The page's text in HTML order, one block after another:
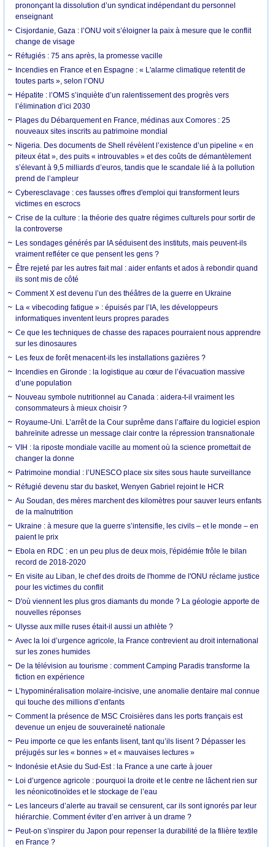
prononçant la dissolution d’un syndicat indépendant du personnel
enseignant
Cisjordanie, Gaza : l’ONU voit s’éloigner la paix à mesure que le conflit
change de visage
Réfugiés : 75 ans après, la promesse vacille
Incendies en France et en Espagne : « L'alarme climatique retentit de
toutes parts », selon l’ONU
Hépatite : l’OMS s’inquiète d’un ralentissement des progrès vers
l’élimination d’ici 2030
Plages du Débarquement en France, médinas aux Comores : 25
nouveaux sites inscrits au patrimoine mondial
Nigeria. Des documents de Shell révèlent l’existence d’un pipeline « en
piteux état », des puits « introuvables » et des coûts de démantèlement
s’élevant à 9,5 milliards d’euros, tandis que le scandale lié à la pollution
prend de l’ampleur
Cyberesclavage : ces fausses offres d'emploi qui transforment leurs
victimes en escrocs
Crise de la culture : la théorie des quatre régimes culturels pour sortir de
la controverse
Les sondages générés par IA séduisent des instituts, mais peuvent-ils
vraiment refléter ce que pensent les gens ?
Être rejeté par les autres fait mal : aider enfants et ados à rebondir quand
ils sont mis de côté
Comment X est devenu l’un des théâtres de la guerre en Ukraine
La « vibecoding fatigue » : épuisés par l’IA, les développeurs
informatiques inventent leurs propres parades
Ce que les techniques de chasse des rapaces pourraient nous apprendre
sur les dinosaures
Les feux de forêt menacent-ils les installations gazières ?
Incendies en Gironde : la logistique au cœur de l’évacuation massive
d’une population
Nouveau symbole nutritionnel au Canada : aidera-t-il vraiment les
consommateurs à mieux choisir ?
Royaume-Uni. L’arrêt de la Cour suprême dans l’affaire du logiciel espion
bahreïnite adresse un message clair contre la répression transnationale
VIH : la riposte mondiale vacille au moment où la science promettait de
changer la donne
Patrimoine mondial : l’UNESCO place six sites sous haute surveillance
Réfugié devenu star du basket, Wenyen Gabriel rejoint le HCR
Au Soudan, des mères marchent des kilomètres pour sauver leurs enfants
de la malnutrition
Ukraine : à mesure que la guerre s’intensifie, les civils – et le monde – en
paient le prix
Ebola en RDC : en un peu plus de deux mois, l'épidémie frôle le bilan
record de 2018-2020
En visite au Liban, le chef des droits de l'homme de l'ONU réclame justice
pour les victimes du conflit
D'où viennent les plus gros diamants du monde ? La géologie apporte de
nouvelles réponses
Ulysse aux mille ruses était-il aussi un athlète ?
Avec la loi d’urgence agricole, la France contrevient au droit international
sur les zones humides
De la télévision au tourisme : comment Camping Paradis transforme la
fiction en expérience
L’hypominéralisation molaire-incisive, une anomalie dentaire mal connue
qui touche des millions d’enfants
Comment la présence de MSC Croisières dans les ports français est
devenue un enjeu de souveraineté nationale
Peu importe ce que les enfants lisent, tant qu’ils lisent ? Dépasser les
préjugés sur les « bonnes » et « mauvaises lectures »
Indonésie et Asie du Sud-Est : la France a une carte à jouer
Loi d’urgence agricole : pourquoi la droite et le centre ne lâchent rien sur
les néonicotinoïdes et le stockage de l’eau
Les lanceurs d’alerte au travail se censurent, car ils sont ignorés par leur
hiérarchie. Comment éviter d’en arriver à un drame ?
Peut-on s’inspirer du Japon pour repenser la durabilité de la filière textile
en France ?